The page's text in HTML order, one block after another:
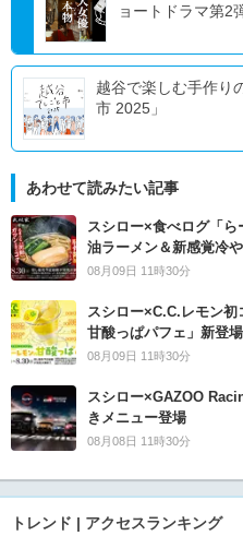
ョートドラマ第2
越谷で楽しむ手作り
市 2025」
あわせて読みたい記事
スシロー×食べログ「
油ラーメン＆新感覚冷
08月09日 11時30分
スシロー×C.C.レモン
甘酸っぱパフェ」新登場
08月09日 11時30分
スシロー×GAZOO
きメニュー登場
08月08日 11時30分
トレンド | アクセスランキング